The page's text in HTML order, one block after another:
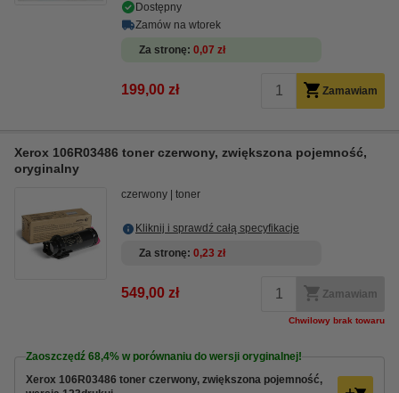
Dostępny
Zamów na wtorek
Za stronę 0,07 zł
199,00 zł Zamawiam
Xerox 106R03486 toner czerwony, zwiększona pojemność,
oryginalny
czerwony toner
Kliknij i sprawdź całą specyfikacje
Za stronę 0,23 zł
549,00 zł Zamawiam
Chwilowy brak towaru
Zaoszczędź 68,4% w porównaniu do wersji oryginalnej!
Xerox 106R03486 toner czerwony, zwiększona pojemność,